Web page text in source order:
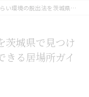
出法を茨城県で見つける具体的な相談先と安心できる居場所ガイド
茨城県で見つけ
きる居場所ガイ